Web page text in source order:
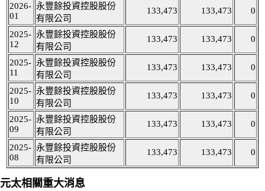
2026-
01
永豐餘投資控股股份
有限公司
133,473 133,473 0
2025-
12
永豐餘投資控股股份
有限公司
133,473 133,473 0
2025-
11
永豐餘投資控股股份
有限公司
133,473 133,473 0
2025-
10
永豐餘投資控股股份
有限公司
133,473 133,473 0
2025-
09
永豐餘投資控股股份
有限公司
133,473 133,473 0
2025-
08
永豐餘投資控股股份
有限公司
133,473 133,473 0
元太相關重大消息